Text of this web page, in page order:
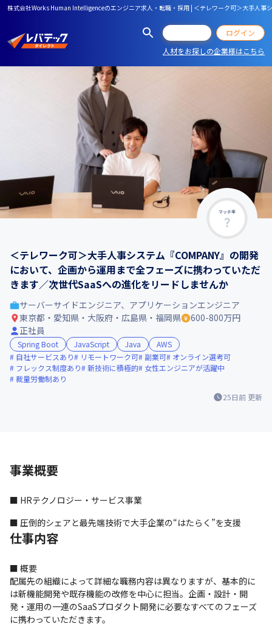
株式会社Works Human Intelligenceのエンジニア求人・転職・採用 | ＜テレワーク可＞大手人
ログイン
人材をお探しの企業様はこちら
マッチ率
＜テレワーク可＞大手人事システム『COMPANY』の開発
において、企画から運用まで全フェーズに携わっていただ
きます／次世代SaaSへの進化をリードしませんか
25日前 更新
サーバーサイドエンジニア、アプリケーションエンジニア
東京都・愛知県・大阪府・広島県・福岡県
600-800万円
正社員
Spring Boot JavaScript Java
AWS
自社サービスあり
リモートワーク可 副業可
オンライン選考可
フレックス制度あり
新技術に積極的
女性エンジニアが活躍中
裁量労働制あり
事業概要
■ HRテクノロジー・サービス事業
■ 圧倒的シェアと最先端技術で大手企業の“はたらく”を支援
仕事内容
■ 概要
配属先の組織によって詳細な職務内容は異なりますが、基本的に
は新機能開発や既存機能の改修を中心に担当。企画・設計・開
発・運用の一連のSaaSプロダクト開発に必要なすべてのフェーズ
に携わっていただきます。